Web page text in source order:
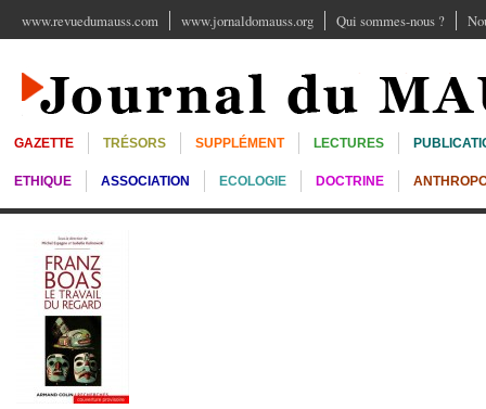
www.revuedumauss.com www.jornaldomauss.org Qui sommes-nous ?
GAZETTE TRÉSORS SUPPLÉMENT LECTURES
ETHIQUE ASSOCIATION ECOLOGIE DOCTRINE